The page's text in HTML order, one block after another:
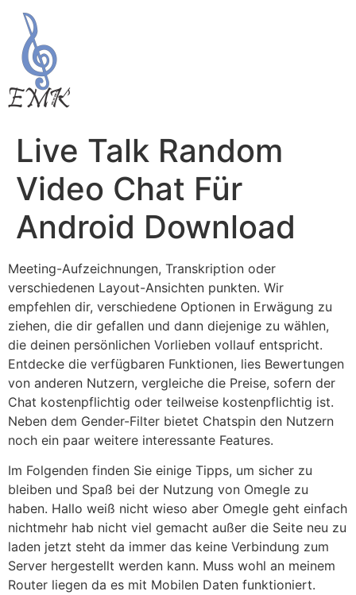
Live Talk Random
Video Chat Für
Android Download
Meeting-Aufzeichnungen, Transkription oder
verschiedenen Layout-Ansichten punkten. Wir
empfehlen dir, verschiedene Optionen in Erwägung zu
ziehen, die dir gefallen und dann diejenige zu wählen,
die deinen persönlichen Vorlieben vollauf entspricht.
Entdecke die verfügbaren Funktionen, lies Bewertungen
von anderen Nutzern, vergleiche die Preise, sofern der
Chat kostenpflichtig oder teilweise kostenpflichtig ist.
Neben dem Gender-Filter bietet Chatspin den Nutzern
noch ein paar weitere interessante Features.
Im Folgenden finden Sie einige Tipps, um sicher zu
bleiben und Spaß bei der Nutzung von Omegle zu
haben. Hallo weiß nicht wieso aber Omegle geht einfach
nichtmehr hab nicht viel gemacht außer die Seite neu zu
laden jetzt steht da immer das keine Verbindung zum
Server hergestellt werden kann. Muss wohl an meinem
Router liegen da es mit Mobilen Daten funktioniert.